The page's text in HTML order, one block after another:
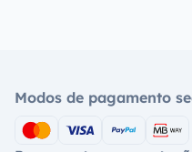
Modos de pagamento